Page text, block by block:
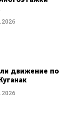
движение по